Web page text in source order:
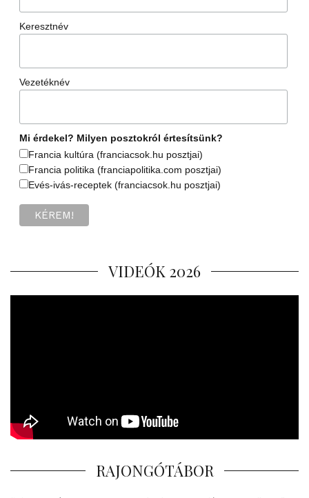
Keresztnév
Vezetéknév
Mi érdekel? Milyen posztokról értesítsünk?
Francia kultúra (franciacsok.hu posztjai)
Francia politika (franciapolitika.com posztjai)
Evés-ivás-receptek (franciacsok.hu posztjai)
VIDEÓK 2026
RAJONGÓTÁBOR